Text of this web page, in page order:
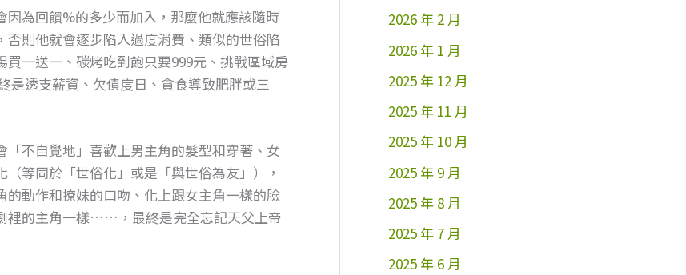
為回饋%的多少而加入，那麼他就應該隨時
則他就會逐步陷入過度消費、類似的世俗陷
一送一、碳烤吃到飽只要999元、挑戰區域房
透支薪資、欠債度日、貪食導致肥胖或三
不自覺地」喜歡上男主角的髮型和穿著、女
等同於「世俗化」或是「與世俗為友」），
動作和撩妹的口吻、化上跟女主角一樣的臉
裡的主角一樣……，最終是完全忘記天父上帝
2026 年 2 月
2026 年 1 月
2025 年 12 月
2025 年 11 月
2025 年 10 月
2025 年 9 月
2025 年 8 月
2025 年 7 月
2025 年 6 月